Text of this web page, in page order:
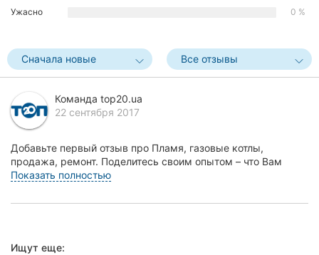
Николаев
Полтава
Чернигов
Черкассы
Черновцы
Ужасно
0 %
Сначала новые Все отзывы
Команда top20.ua
22 сентября 2017
Добавьте первый отзыв про Пламя, газовые котлы,
продажа, ремонт. Поделитесь своим опытом – что Вам
понравилось, а что нет! Это поможет другим жителям...
Показать полностью
Ищут еще: